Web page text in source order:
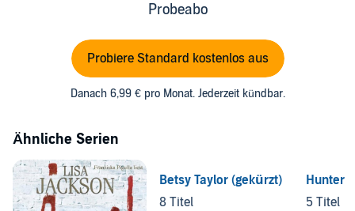
Probeabo
Probiere Standard kostenlos aus
Danach 6,99 € pro Monat. Jederzeit kündbar.
Ähnliche Serien
Betsy Taylor (gekürzt)
8 Titel
Hunter
5 Titel